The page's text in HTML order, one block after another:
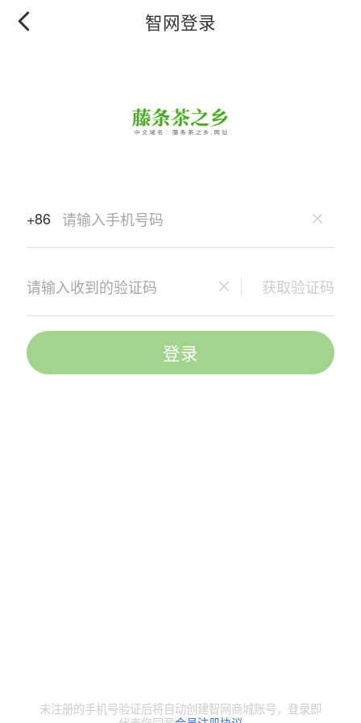
智网登录
+86
获取验证码
登录
未注册的手机号验证后将自动创建智网商城账号，登录即